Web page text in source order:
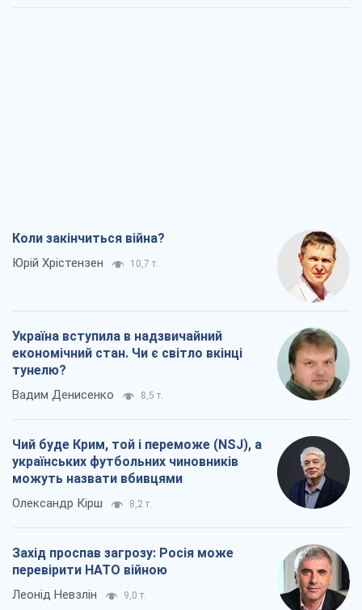
Коли закінчиться війна?
Юрій Хрістензен 10,7 т.
Україна вступила в надзвичайний
економічний стан. Чи є світло вкінці
тунелю?
Вадим Денисенко 8,5 т.
Чий буде Крим, той і переможе (NSJ), а
українських футбольних чиновників
можуть назвати вбивцями
Олександр Кірш 8,2 т.
Захід проспав загрозу: Росія може
перевірити НАТО війною
Леонід Невзлін 9,0 т.